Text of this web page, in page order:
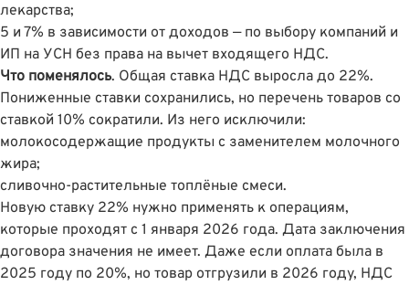
лекарства;
5 и 7% в зависимости от доходов — по выбору компаний и
ИП на УСН без права на вычет входящего НДС.
Что поменялось. Общая ставка НДС выросла до 22%.
Пониженные ставки сохранились, но перечень товаров со
ставкой 10% сократили. Из него исключили:
молокосодержащие продукты с заменителем молочного
жира;
сливочно-растительные топлёные смеси.
Новую ставку 22% нужно применять к операциям,
которые проходят с 1 января 2026 года. Дата заключения
договора значения не имеет. Даже если оплата была в
2025 году по 20%, но товар отгрузили в 2026 году, НДС